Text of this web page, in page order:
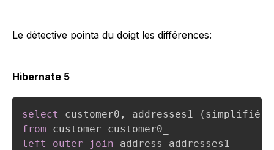
Le détective pointa du doigt les différences:
Hibernate 5
select customer0 , addresses1 ( simplifié
from
left
outer join